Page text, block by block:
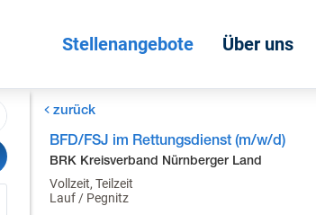
Stellenangebote Über uns
zurück
BFD/FSJ im Rettungsdienst (m/w/d)
BRK Kreisverband Nürnberger Land
Vollzeit, Teilzeit
Lauf / Pegnitz